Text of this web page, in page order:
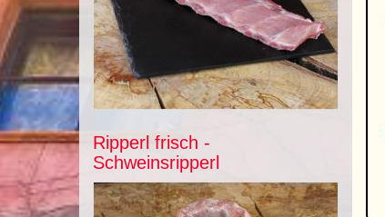
Ripperl frisch -
Schweinsripperl